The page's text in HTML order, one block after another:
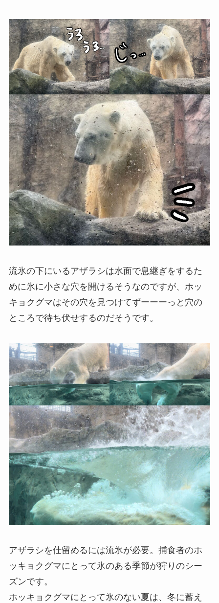
流氷の下にいるアザラシは水面で息継ぎをするた
めに氷に小さな穴を開けるそうなのですが、ホッ
キョクグマはその穴を見つけてずーーーっと穴の
ところで待ち伏せするのだそうです。
アザラシを仕留めるには流氷が必要。捕食者のホ
ッキョクグマにとって氷のある季節が狩りのシー
ズンです。
ホッキョクグマにとって氷のない夏は、冬に蓄え